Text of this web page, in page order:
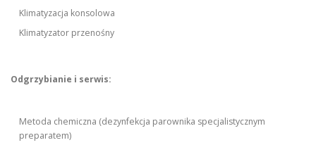
Klimatyzacja konsolowa
Klimatyzator przenośny
Odgrzybianie i serwis:
Metoda chemiczna (dezynfekcja parownika specjalistycznym
preparatem)